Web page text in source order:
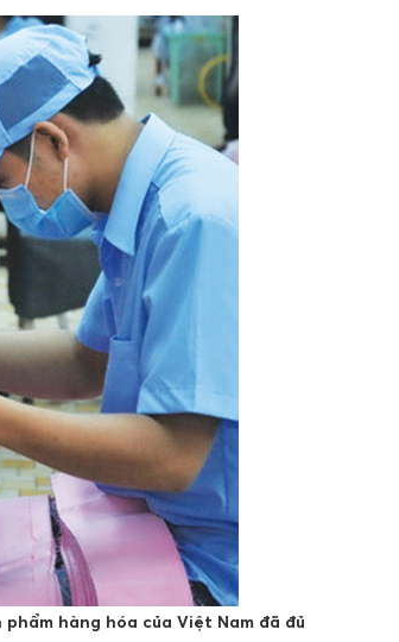
hàng hóa của Việt Nam đã đủ